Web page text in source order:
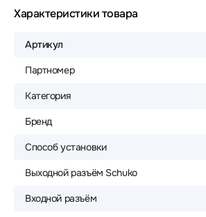
Характеристики товара
Артикул
Партномер
Категория
Бренд
Способ установки
Выходной разъём Schuko
Входной разъём